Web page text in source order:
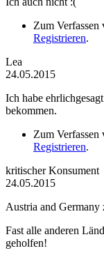
Zum
Registrieren.
Lea
24.05.2015
Ich habe
bekommen.
Zum
Registrieren.
kritischer Konsument
24.05.2015
Austria and Germany
Fast alle anderen
geholfen!